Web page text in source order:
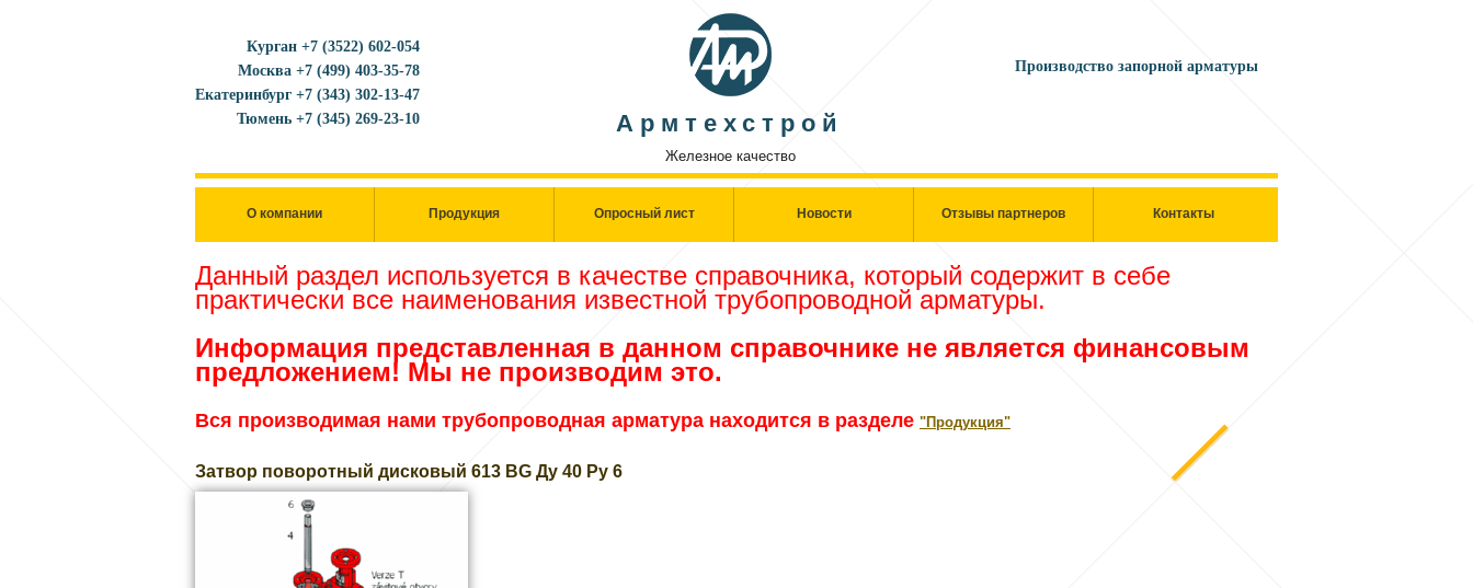
Курган +7 (3522) 602-054
Москва +7 (499) 403-35-78
Екатеринбург +7 (343) 302-13-47
Тюмень +7 (345) 269-23-10
Производство запорной арматуры
Армтехстрой
Железное качество
О компании Продукция Опросный лист Новости Отзывы партнеров Контакты
Данный раздел используется в качестве справочника, который содержит в себе
практически все наименования известной трубопроводной арматуры.
Информация представленная в данном справочнике не является финансовым
предложением! Мы не производим это.
Вся производимая нами трубопроводная арматура находится в разделе "Продукция"
Затвор поворотный дисковый 613 ВG Ду 40 Ру 6